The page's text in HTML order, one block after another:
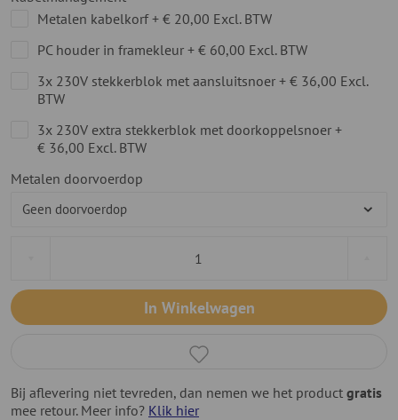
Metalen kabelkorf + € 20,00 Excl. BTW
PC houder in framekleur + € 60,00 Excl. BTW
3x 230V stekkerblok met aansluitsnoer + € 36,00 Excl.
BTW
3x 230V extra stekkerblok met doorkoppelsnoer +
€ 36,00 Excl. BTW
Metalen doorvoerdop
In Winkelwagen
Bij aflevering niet tevreden, dan nemen we het product gratis
mee retour. Meer info? Klik hier